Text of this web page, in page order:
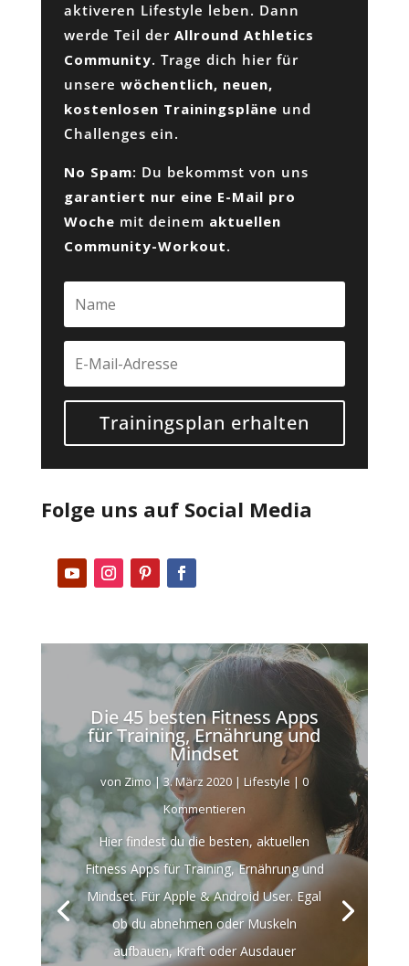
aktiveren Lifestyle leben. Dann
werde Teil der Allround Athletics
Community. Trage dich hier für
unsere wöchentlich, neuen,
kostenlosen Trainingspläne und
Challenges ein.
No Spam: Du bekommst von uns
garantiert nur eine E-Mail pro
Woche mit deinem aktuellen
Community-Workout.
Trainingsplan erhalten
Folge uns auf Social Media
Die 45 besten Fitness Apps
für Training, Ernährung und
Mindset
von Zimo|3. März 2020| Lifestyle | 0
Kommentieren
Hier findest du die besten, aktuellen
Fitness Apps für Training, Ernährung und
Mindset. Für Apple & Android User. Egal
ob du abnehmen oder Muskeln
aufbauen, Kraft oder Ausdauer